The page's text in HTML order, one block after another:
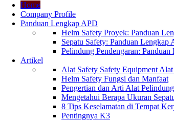
Home
Company Profile
Panduan Lengkap APD
Helm Safety Proyek: Panduan
Sepatu Safety: Panduan
Pelindung Pendengaran:
Artikel
Alat Safety Safety Equipment
Helm Safety Fungsi dan Manfaat
Pengertian dan Arti Alat
Mengetahui Berapa Ukuran
8 Tips Keselamatan di Tempat
Pentingnya K3